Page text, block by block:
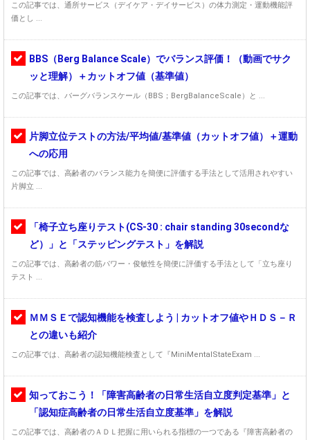
この記事では、通所サービス（デイケア・デイサービス）の体力測定・運動機能評
価とし ...
BBS（Berg Balance Scale）でバランス評価！（動画でサク
ッと理解）＋カットオフ値（基準値）
この記事では、バーグバランスケール（BBS；BergBalanceScale）と ...
片脚立位テストの方法/平均値/基準値（カットオフ値）＋運動
への応用
この記事では、高齢者のバランス能力を簡便に評価する手法として活用されやすい
片脚立 ...
「椅子立ち座りテスト(CS-30 : chair standing 30secondな
ど）」と「ステッピングテスト」を解説
この記事では、高齢者の筋パワー・俊敏性を簡便に評価する手法として「立ち座り
テスト ...
ＭＭＳＥで認知機能を検査しよう | カットオフ値やＨＤＳ－Ｒ
との違いも紹介
この記事では、高齢者の認知機能検査として『MiniMentalStateExam ...
知っておこう！「障害高齢者の日常生活自立度判定基準」と
「認知症高齢者の日常生活自立度基準」を解説
この記事では、高齢者のＡＤＬ把握に用いられる指標の一つである『障害高齢者の